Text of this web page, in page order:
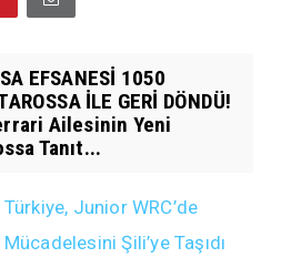
EFSANESİ 1050
İLE GERİ DÖNDÜ!
Ailesinin Yeni
Tanıt...
Junior WRC’de
Şili’ye Taşıdı